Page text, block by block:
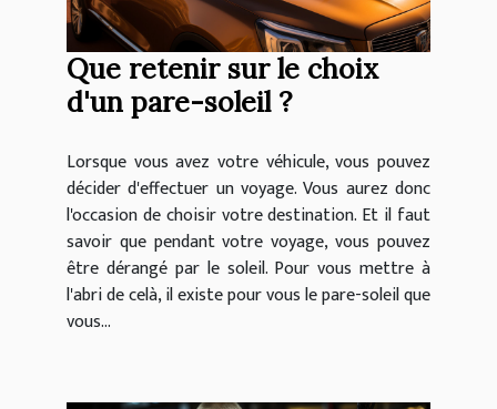
Que retenir sur le choix
d'un pare-soleil ?
Lorsque vous avez votre véhicule, vous pouvez
décider d'effectuer un voyage. Vous aurez donc
l'occasion de choisir votre destination. Et il faut
savoir que pendant votre voyage, vous pouvez
être dérangé par le soleil. Pour vous mettre à
l'abri de celà, il existe pour vous le pare-soleil que
vous...